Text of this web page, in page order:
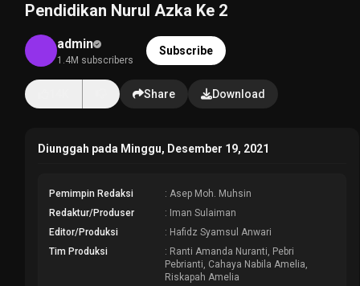
Pendidikan Nurul Azka Ke 2
admin
1.4M subscribers
Subscribe
Share Download
Diunggah pada Minggu, Desember 19, 2021
Pemimpin Redaksi
: Asep Moh. Muhsin
Redaktur/Produser
: Iman Sulaiman
Editor/Produksi
: Hafidz Syamsul Anwari
Tim Produksi
: Ranti Amanda Nuranti, Pebri
Pebrianti, Cahaya Nabila Amelia,
Riskapah Amelia